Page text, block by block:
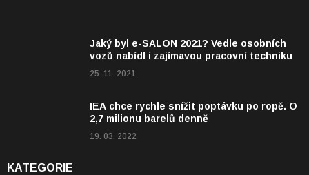
Jaký byl e-SALON 2021? Vedle osobních
vozů nabídl i zajímavou pracovní techniku
25. 11. 2021
IEA chce rychle snížit poptávku po ropě. O
2,7 milionu barelů denně
19. 03. 2022
KATEGORIE